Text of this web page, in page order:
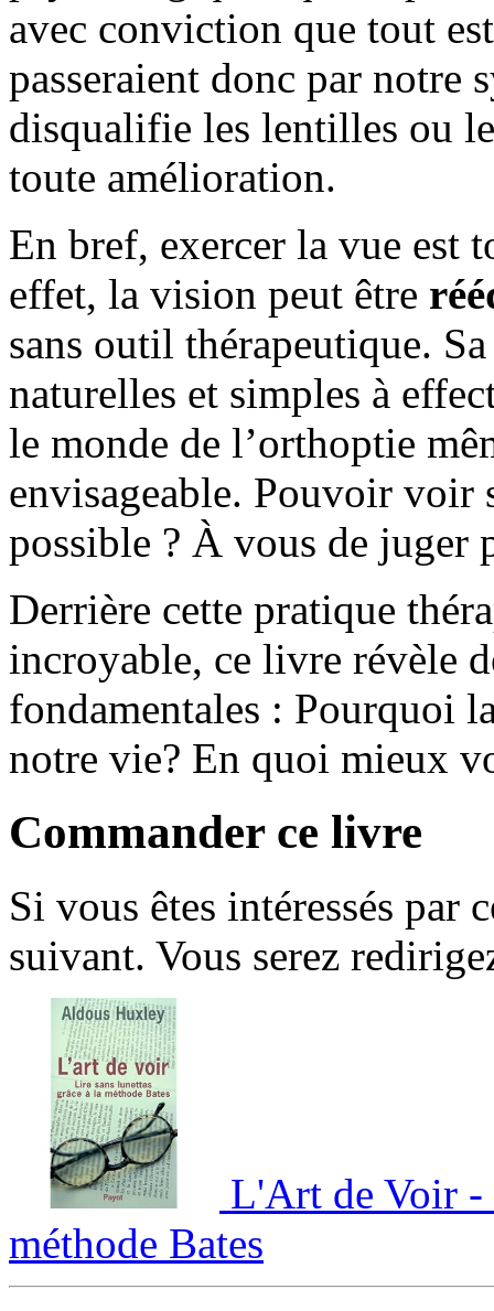
avec conviction que tout
passeraient donc par notre
disqualifie les lentilles ou
toute amélioration.
En bref, exercer la vue est
effet, la vision peut être
sans outil thérapeutique.
naturelles et simples à
le monde de l’orthoptie
envisageable. Pouvoir voir
possible ? À vous de juger
Derrière cette pratique
incroyable, ce livre révèle
fondamentales : Pourquoi
notre vie? En quoi mieux
Commander ce livre
Si vous êtes intéressés par
suivant. Vous serez
L'Art de Voir -
méthode Bates